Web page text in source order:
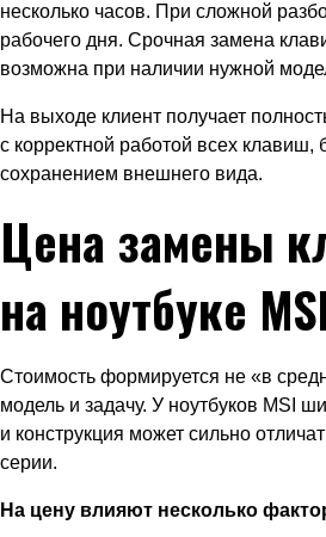
несколько часов. При сложной
рабочего дня. Срочная замена
возможна при наличии нужной
На выходе клиент получает
с корректной работой всех клавиш,
сохранением внешнего вида.
Цена замены
на ноутбуке
Стоимость формируется не «в
модель и задачу. У ноутбуков MSI
и конструкция может сильно
серии.
На цену влияют несколько